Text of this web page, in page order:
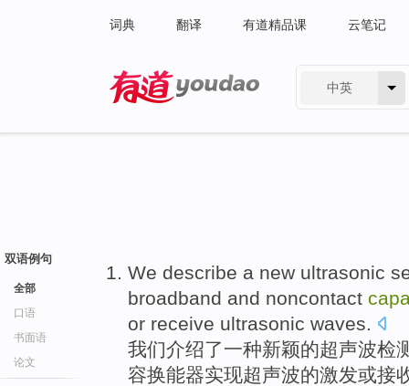
词典 翻译 有道精品课 云笔记
中英
双语例句
全部
口语
书面语
论文
We describe a new ultrasonic
broadband and noncontact
or receive ultrasonic waves.
我们介绍了一种新颖的超声波检
容换能器实现超声波的激发或接